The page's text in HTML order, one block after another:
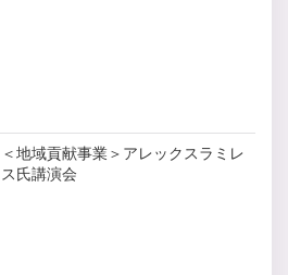
＜地域貢献事業＞アレックスラミレ
ス氏講演会